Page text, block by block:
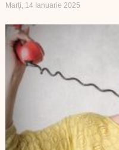
Marți, 14 Ianuarie 2025